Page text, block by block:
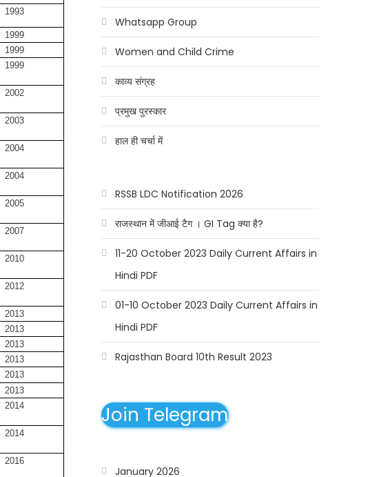
1993
1999
1999
1999
2002
2003
2004
2004
2005
2007
2010
2012
2013
2013
2013
2013
2013
2013
2014
2014
2016
Whatsapp Group
Women and Child Crime
काव्य संग्रह
प्रमुख पुरस्कार
हाल ही चर्चा में
RSSB LDC Notification 2026
राजस्थान में जीआई टैग । GI Tag क्या है?
11-20 October 2023 Daily Current Affairs in
Hindi PDF
01-10 October 2023 Daily Current Affairs in
Hindi PDF
Rajasthan Board 10th Result 2023
Join Telegram
January 2026